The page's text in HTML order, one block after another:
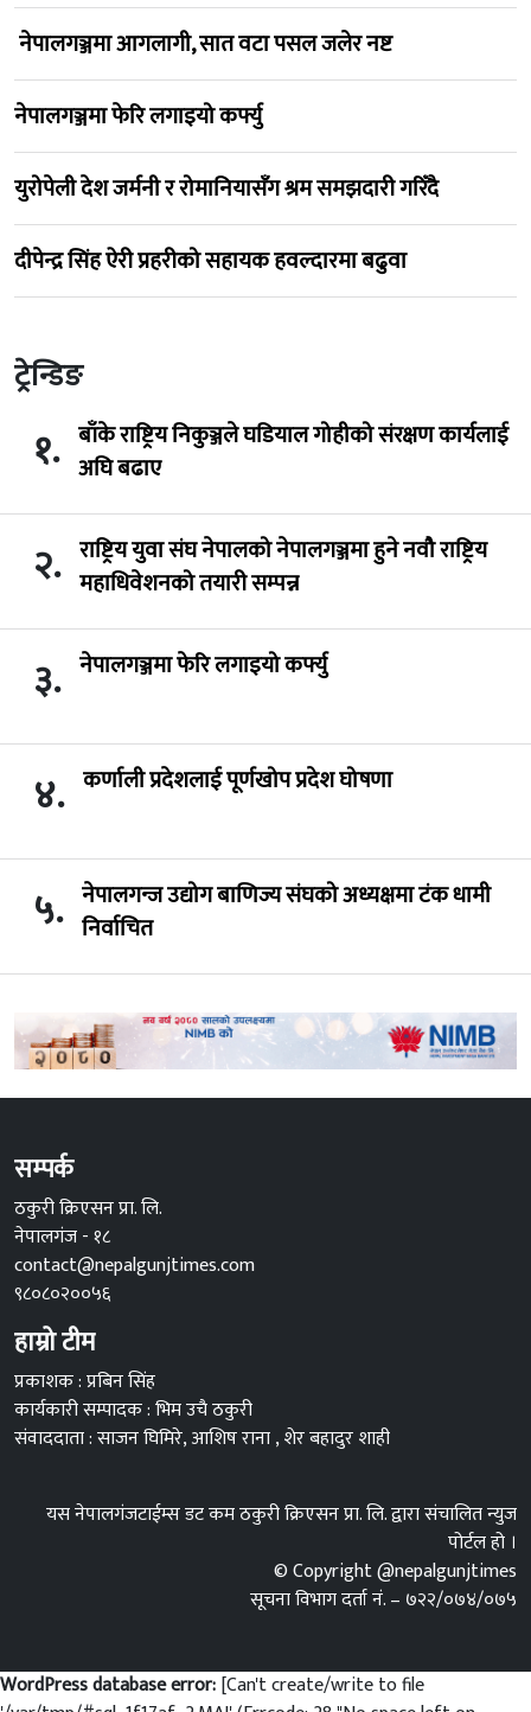
नेपालगञ्जमा आगलागी, सात वटा पसल जलेर नष्ट
नेपालगञ्जमा फेरि लगाइयो कर्फ्यु
युरोपेली देश जर्मनी र रोमानियासँग श्रम समझदारी गरिँदै
दीपेन्द्र सिंह ऐरी प्रहरीको सहायक हवल्दारमा बढुवा
ट्रेन्डिङ
१. बाँके राष्ट्रिय निकुञ्जले घडियाल गोहीको संरक्षण कार्यलाई
अघि बढाए
२. राष्ट्रिय युवा संघ नेपालको नेपालगञ्जमा हुने नवौ राष्ट्रिय
महाधिवेशनको तयारी सम्पन्न
३. नेपालगञ्जमा फेरि लगाइयो कर्फ्यु
४. कर्णाली प्रदेशलाई पूर्णखोप प्रदेश घोषणा
५. नेपालगन्ज उद्योग बाणिज्य संघको अध्यक्षमा टंक धामी
निर्वाचित
सम्पर्क
ठकुरी क्रिएसन प्रा. लि.
नेपालगंज - १८
contact@nepalgunjtimes.com
९८०८०२००५६
हाम्रो टीम
प्रकाशक : प्रबिन सिंह
कार्यकारी सम्पादक : भिम उचै ठकुरी
संवाददाता : साजन घिमिरे, आशिष राना , शेर बहादुर शाही
यस नेपालगंजटाईम्स डट कम ठकुरी क्रिएसन प्रा. लि. द्वारा संचालित न्युज
पोर्टल हो ।
© Copyright @nepalgunjtimes
सूचना विभाग दर्ता नं. – ७२२/०७४/०७५
WordPress database error:[Can't create/write to file